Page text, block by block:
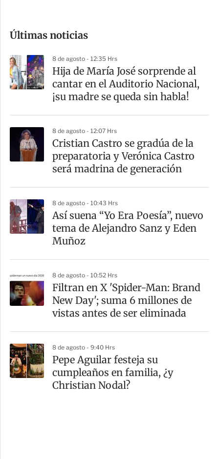
m
a
r
t
Últimas noticias
8 de agosto - 12:35 Hrs
Hija de María José sorprende al
cantar en el Auditorio Nacional,
¡su madre se queda sin habla!
8 de agosto - 12:07 Hrs
Cristian Castro se gradúa de la
preparatoria y Verónica Castro
será madrina de generación
8 de agosto - 10:43 Hrs
Así suena “Yo Era Poesía”, nuevo
tema de Alejandro Sanz y Eden
Muñoz
8 de agosto - 10:52 Hrs
Filtran en X 'Spider-Man: Brand
New Day'; suma 6 millones de
vistas antes de ser eliminada
8 de agosto - 9:40 Hrs
Pepe Aguilar festeja su
cumpleaños en familia, ¿y
Christian Nodal?